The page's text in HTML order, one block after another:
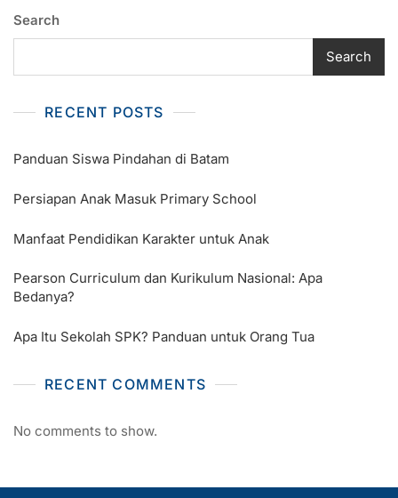
Search
Search
RECENT POSTS
Panduan Siswa Pindahan di Batam
Persiapan Anak Masuk Primary School
Manfaat Pendidikan Karakter untuk Anak
Pearson Curriculum dan Kurikulum Nasional: Apa
Bedanya?
Apa Itu Sekolah SPK? Panduan untuk Orang Tua
RECENT COMMENTS
No comments to show.